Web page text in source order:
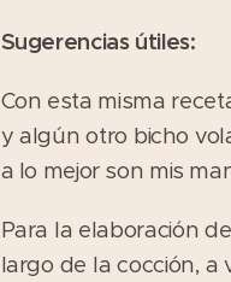
Sugerencias útiles:
Con esta misma
y algún otro bicho
a lo mejor son mis
Para la elaboración
largo de la cocción,